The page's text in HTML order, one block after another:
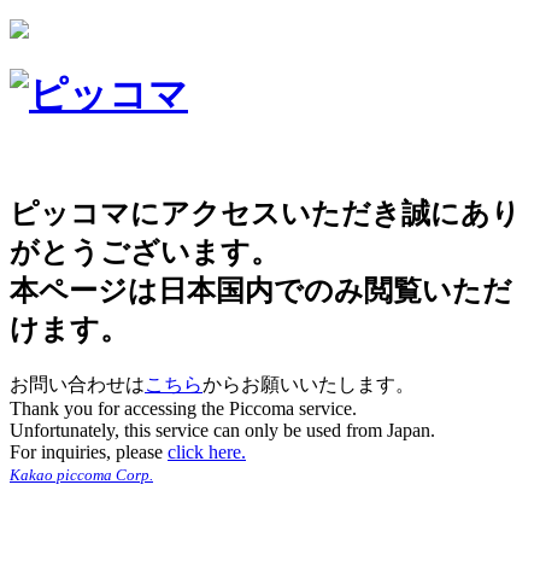
ピッコマにアクセスいただき誠にあり
がとうございます。
本ページは日本国内でのみ閲覧いただ
けます。
お問い合わせはこちらからお願いいたします。
Thank you for accessing the Piccoma service.
Unfortunately, this service can only be used from Japan.
For inquiries, please click here.
Kakao piccoma Corp.